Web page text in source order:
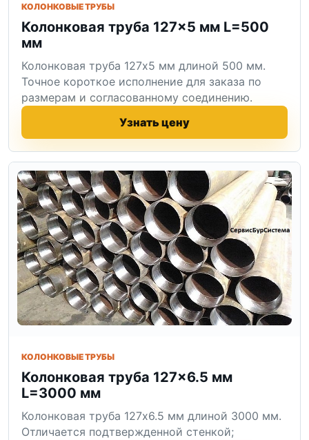
КОЛОНКОВЫЕ ТРУБЫ
Колонковая труба 127×5 мм L=500
мм
Колонковая труба 127x5 мм длиной 500 мм.
Точное короткое исполнение для заказа по
размерам и согласованному соединению.
Узнать цену
КОЛОНКОВЫЕ ТРУБЫ
Колонковая труба 127×6.5 мм
L=3000 мм
Колонковая труба 127x6.5 мм длиной 3000 мм.
Отличается подтвержденной стенкой;